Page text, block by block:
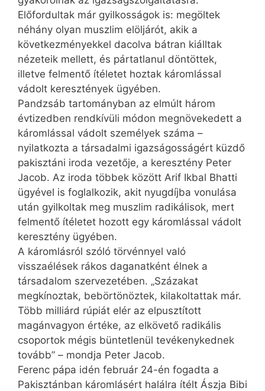
Előfordultak már gyilkosságok is: megöltek
néhány olyan muszlim elöljárót, akik a
következményekkel dacolva bátran kiálltak
nézeteik mellett, és pártatlanul döntöttek,
illetve felmentő ítéletet hoztak káromlással
vádolt keresztények ügyében.
Pandzsáb tartományban az elmúlt három
évtizedben rendkívüli módon megnövekedett a
káromlással vádolt személyek száma –
nyilatkozta a társadalmi igazságosságért küzdő
pakisztáni iroda vezetője, a keresztény Peter
Jacob. Az iroda többek között Arif Ikbal Bhatti
ügyével is foglalkozik, akit nyugdíjba vonulása
után gyilkoltak meg muszlim radikálisok, mert
felmentő ítéletet hozott egy káromlással vádolt
keresztény ügyében.
A káromlásról szóló törvénnyel való
visszaélések rákos daganatként élnek a
társadalom szervezetében. „Százakat
megkínoztak, bebörtönöztek, kilakoltattak már.
Több milliárd rúpiát elér az elpusztított
magánvagyon értéke, az elkövető radikális
csoportok mégis büntetlenül tevékenykednek
tovább” – mondja Peter Jacob.
Ferenc pápa idén február 24-én fogadta a
Pakisztánban káromlásért halálra ítélt Ászja Bibi